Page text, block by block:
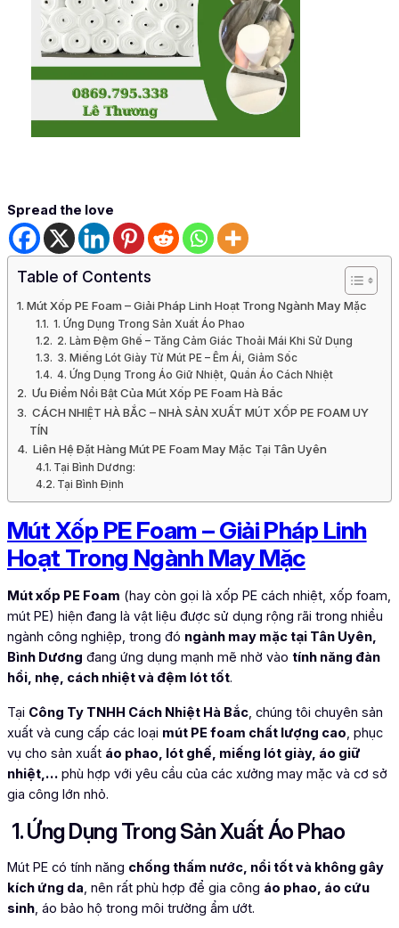
Spread the love
Table of Contents
Mút Xốp PE Foam – Giải Pháp Linh Hoạt Trong Ngành May Mặc
1. Ứng Dụng Trong Sản Xuất Áo Phao
2. Làm Đệm Ghế – Tăng Cảm Giác Thoải Mái Khi Sử Dụng
3. Miếng Lót Giày Từ Mút PE – Êm Ái, Giảm Sốc
4. Ứng Dụng Trong Áo Giữ Nhiệt, Quần Áo Cách Nhiệt
Ưu Điểm Nổi Bật Của Mút Xốp PE Foam Hà Bắc
CÁCH NHIỆT HÀ BẮC – NHÀ SẢN XUẤT MÚT XỐP PE FOAM UY
TÍN
Liên Hệ Đặt Hàng Mút PE Foam May Mặc Tại Tân Uyên
Tại Bình Dương:
Tại Bình Định
Mút Xốp PE Foam – Giải Pháp Linh
Hoạt Trong Ngành May Mặc
Mút xốp PE Foam (hay còn gọi là xốp PE cách nhiệt, xốp foam,
mút PE) hiện đang là vật liệu được sử dụng rộng rãi trong nhiều
ngành công nghiệp, trong đó ngành may mặc tại Tân Uyên,
Bình Dương đang ứng dụng mạnh mẽ nhờ vào tính năng đàn
hồi, nhẹ, cách nhiệt và đệm lót tốt.
Tại Công Ty TNHH Cách Nhiệt Hà Bắc , chúng tôi chuyên sản
xuất và cung cấp các loại mút PE foam chất lượng cao , phục
vụ cho sản xuất áo phao, lót ghế, miếng lót giày, áo giữ
nhiệt,… phù hợp với yêu cầu của các xưởng may mặc và cơ sở
gia công lớn nhỏ.
1. Ứng Dụng Trong Sản Xuất Áo Phao
Mút PE có tính năng chống thấm nước, nổi tốt và không gây
kích ứng da , nên rất phù hợp để gia công áo phao, áo cứu
sinh , áo bảo hộ trong môi trường ẩm ướt.